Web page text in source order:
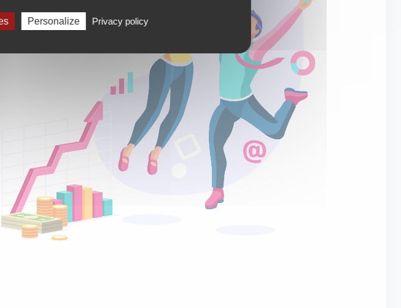
Personalize Privacy policy